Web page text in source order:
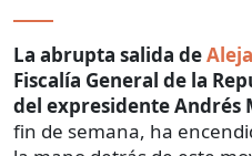
La abrupta salida de
Fiscalía General de la
del expresidente Andrés
fin de semana, ha